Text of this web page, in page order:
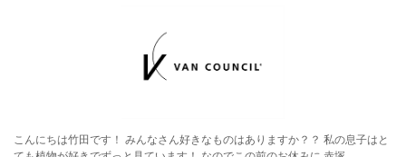
こんにちは竹田です！ みんなさん好きなものはありますか？？ 私の息子はと